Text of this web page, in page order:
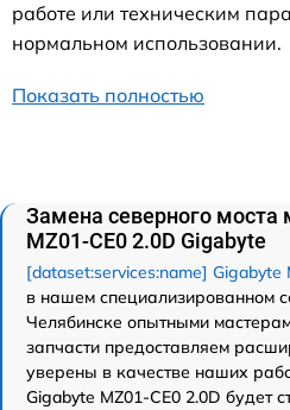
работе или техническим
нормальном использовании.
Показать полностью
Замена северного моста
MZ01-CE0 2.0D Gigabyte
[dataset:services:name] Gigabyte
в нашем специализированном
Челябинске опытными
запчасти предоставляем
уверены в качестве наших
Gigabyte MZ01-CE0 2.0D будет